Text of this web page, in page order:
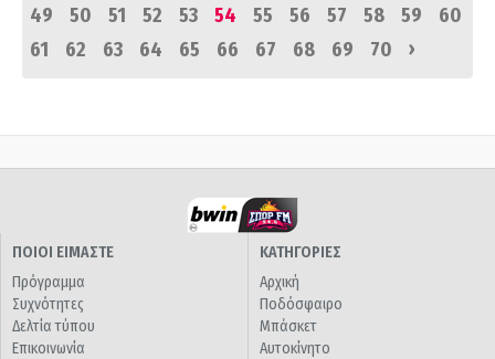
49
50 51 52 53 54 55 56 57 58 59
60
61
62 63 64 65 66 67 68 69 70 ›
ΠΟΙΟΙ ΕΙΜΑΣΤΕ
Πρόγραμμα
Συχνότητες
Δελτία τύπου
Επικοινωνία
ΚΑΤΗΓΟΡΙΕΣ
Αρχική
Ποδόσφαιρο
Μπάσκετ
Αυτοκίνητο